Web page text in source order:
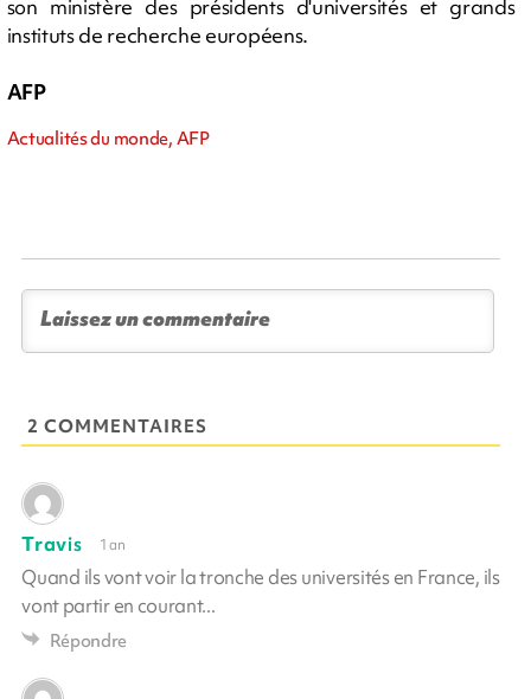
son ministère des présidents d'universités et grands
instituts de recherche européens.
AFP
Actualités du monde, AFP
2 COMMENTAIRES
Travis 1 an
Quand ils vont voir la tronche des universités en France, ils
vont partir en courant...
Répondre